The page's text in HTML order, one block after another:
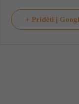
+ Pridėti į